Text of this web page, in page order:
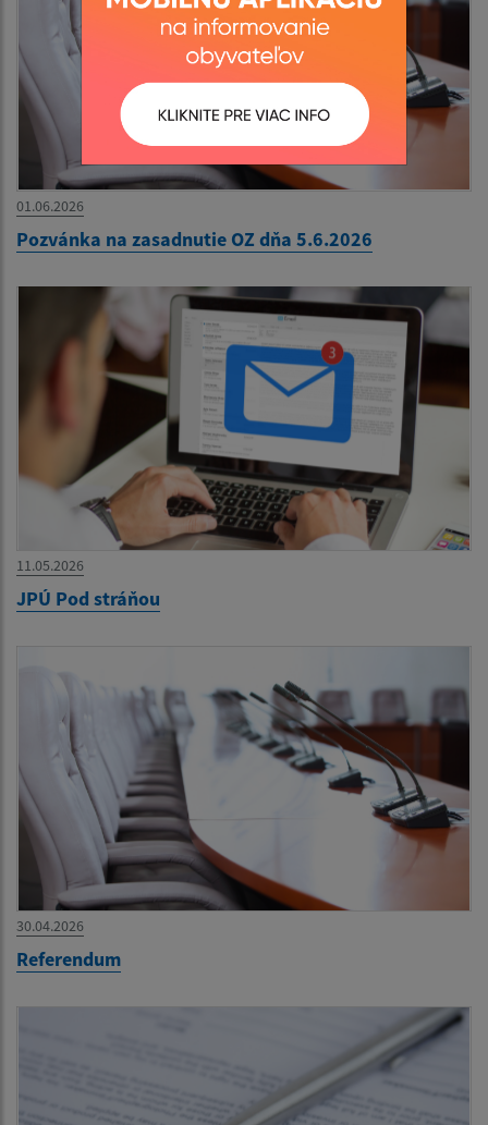
01.06.2026
Pozvánka na zasadnutie OZ dňa 5.6.2026
11.05.2026
JPÚ Pod stráňou
30.04.2026
Referendum